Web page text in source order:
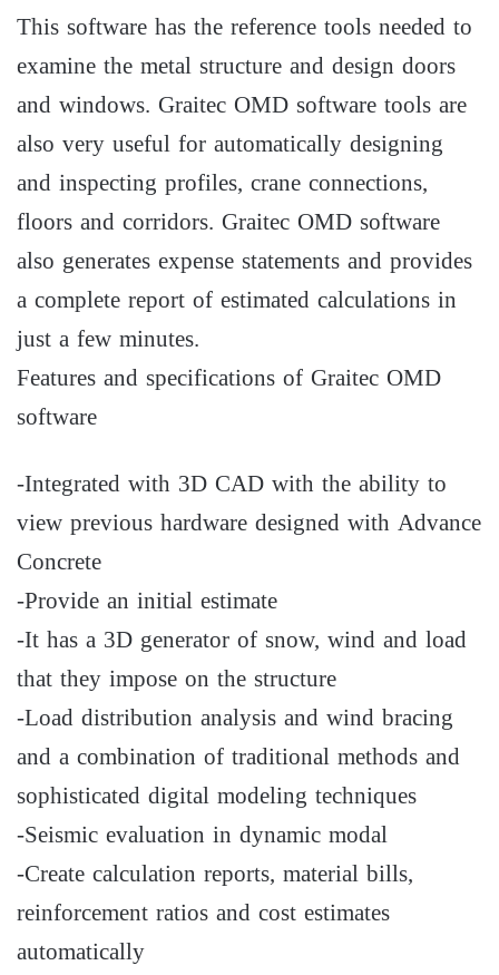
This software has the reference tools needed to
examine the metal structure and design doors
and windows. Graitec OMD software tools are
also very useful for automatically designing
and inspecting profiles, crane connections,
floors and corridors. Graitec OMD software
also generates expense statements and provides
a complete report of estimated calculations in
just a few minutes.
Features and specifications of Graitec OMD
software
-Integrated with 3D CAD with the ability to
view previous hardware designed with Advance
Concrete
-Provide an initial estimate
-It has a 3D generator of snow, wind and load
that they impose on the structure
-Load distribution analysis and wind bracing
and a combination of traditional methods and
sophisticated digital modeling techniques
-Seismic evaluation in dynamic modal
-Create calculation reports, material bills,
reinforcement ratios and cost estimates
automatically